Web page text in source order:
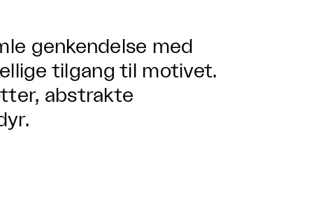
genkendelse med
tilgang til motivet.
abstrakte